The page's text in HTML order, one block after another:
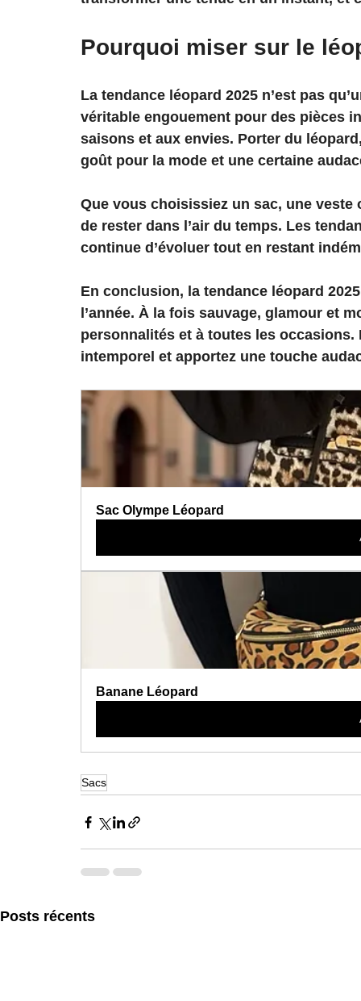
Pourquoi miser sur le
La tendance léopard 2025 n’est pas
véritable engouement pour des pièces
saisons et aux envies. Porter du
goût pour la mode et une certaine
Que vous choisissiez un sac, une
de rester dans l’air du temps. Les
continue d’évoluer tout en restant
En conclusion, la tendance léopard
l’année. À la fois sauvage, glamour et
personnalités et à toutes les
intemporel et apportez une touche
Sac Olympe Léopard
Banane Léopard
Sacs
Posts récents